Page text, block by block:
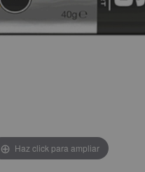
Haz click para ampliar